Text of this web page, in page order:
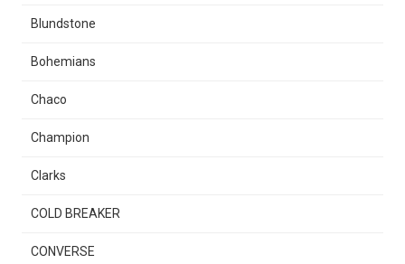
Blundstone
Bohemians
Chaco
Champion
Clarks
COLD BREAKER
CONVERSE